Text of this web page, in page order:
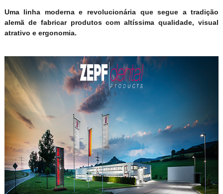
Uma linha moderna e revolucionária que segue a tradição
alemã de fabricar produtos com altíssima qualidade, visual
atrativo e ergonomia.